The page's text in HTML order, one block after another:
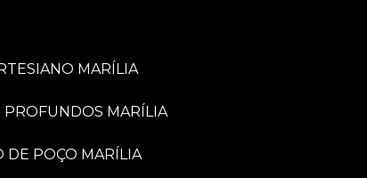
MARÍLIA
PROFUNDOS MARÍLIA
DE POÇO MARÍLIA